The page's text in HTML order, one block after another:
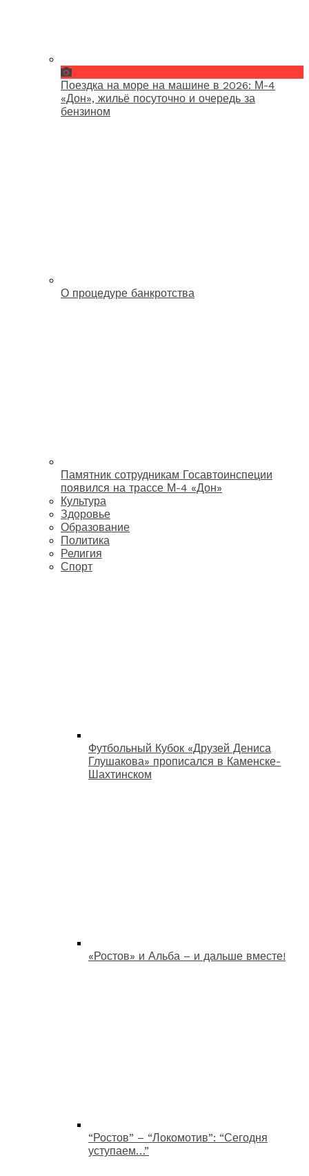
Поездка на море на машине в 2026: М-4
«Дон», жильё посуточно и очередь за
бензином
О процедуре банкротства
Памятник сотрудникам Госавтоинспеции
появился на трассе М-4 «Дон»
Культура
Здоровье
Образование
Политика
Религия
Спорт
Футбольный Кубок «Друзей Дениса
Глушакова» прописался в Каменске-
Шахтинском
«Ростов» и Альба – и дальше вместе!
“Ростов” – “Локомотив”: “Сегодня
уступаем…”